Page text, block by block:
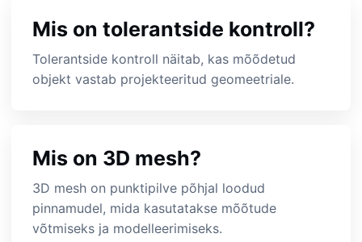
Mis on tolerantside kontroll?
Tolerantside kontroll näitab, kas mõõdetud
objekt vastab projekteeritud geomeetriale.
Mis on 3D mesh?
3D mesh on punktipilve põhjal loodud
pinnamudel, mida kasutatakse mõõtude
võtmiseks ja modelleerimiseks.